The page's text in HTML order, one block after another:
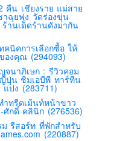
คืน เชียงราย แม่สาย
าฉุยฟง วัดร่องขุ่น
านเด็ดร้านดังมากัน
คนิคการเลือกซื้อ ให้
องคุณ (294093)
จนาภิเษก : รีวิวคอม
ปุ่น ชิมเอบีพี ทาร์ทีน
ปง (283711)
ำทรีตเม้นท์หน้าขาว
ศักดิ์ คลินิก (276536)
รีสอร์ท ที่พักสำหรับ
(220887)